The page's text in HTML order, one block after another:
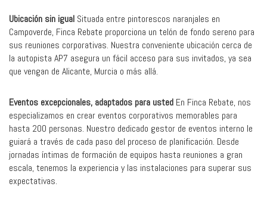
Ubicación sin igual Situada entre pintorescos naranjales en
Campoverde, Finca Rebate proporciona un telón de fondo sereno para
sus reuniones corporativas. Nuestra conveniente ubicación cerca de
la autopista AP7 asegura un fácil acceso para sus invitados, ya sea
que vengan de Alicante, Murcia o más allá.
Eventos excepcionales, adaptados para usted En Finca Rebate, nos
especializamos en crear eventos corporativos memorables para
hasta 200 personas. Nuestro dedicado gestor de eventos interno le
guiará a través de cada paso del proceso de planificación. Desde
jornadas íntimas de formación de equipos hasta reuniones a gran
escala, tenemos la experiencia y las instalaciones para superar sus
expectativas.